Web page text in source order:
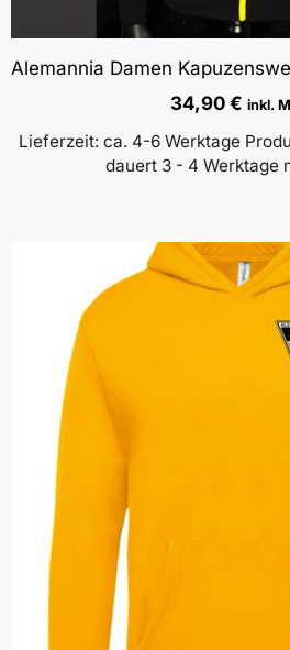
34,90 € inkl.
Lieferzeit: ca. 4-6 Werktage
dauert 3 - 4 Werktage